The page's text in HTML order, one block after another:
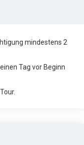
mindestens 2
Tag vor Beginn